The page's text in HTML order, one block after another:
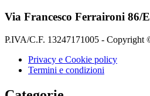
Via Francesco Ferraironi 86/
P.IVA/C.F. 13247171005 - Copyright
Privacy e Cookie policy
Termini e condizioni